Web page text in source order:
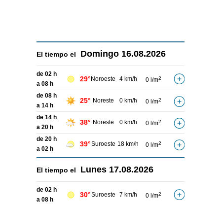
El tiempo el Domingo 16.08.2026
de 02 h
a 08 h
29° Noroeste 4 km/h 0 l/m2
de 08 h
a 14 h
25° Noreste 0 km/h 0 l/m2
de 14 h
a 20 h
38° Noreste 0 km/h 0 l/m2
de 20 h
a 02 h
39°Suroeste 18 km/h 0 l/m2
El tiempo el Lunes 17.08.2026
de 02 h
a 08 h
30°Suroeste 7 km/h 0 l/m2